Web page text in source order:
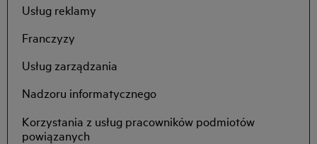
Usług reklamy
Franczyzy
Usług zarządzania
Nadzoru informatycznego
Korzystania z usług pracowników podmiotów
powiązanych